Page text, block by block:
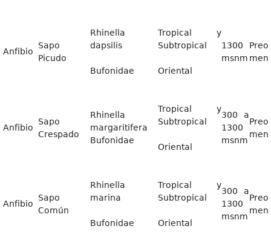
Anfibio
Sapo
Picudo
Rhinella
dapsilis
Bufonidae
Tropical y
Subtropical
Oriental
1300
msnm
Anfibio
Sapo
Crespado
Rhinella
margaritifera
Bufonidae
Tropical y
Subtropical
Oriental
300 a
1300
msnm
Anfibio
Sapo
Común
Rhinella
marina
Bufonidae
Tropical y
Subtropical
Oriental
300 a
1300
msnm